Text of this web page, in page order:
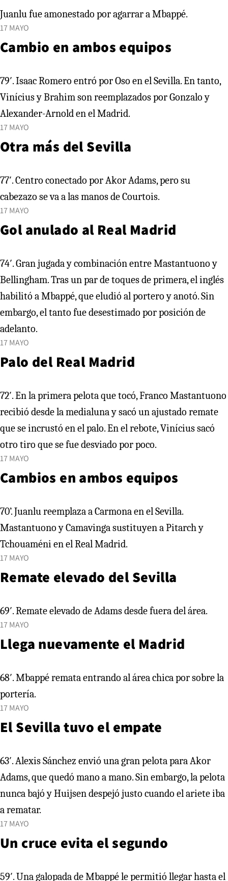
Juanlu fue amonestado por agarrar a Mbappé.
17 MAYO
Cambio en ambos equipos
79′. Isaac Romero entró por Oso en el Sevilla. En tanto,
Vinícius y Brahim son reemplazados por Gonzalo y
Alexander-Arnold en el Madrid.
17 MAYO
Otra más del Sevilla
77′. Centro conectado por Akor Adams, pero su
cabezazo se va a las manos de Courtois.
17 MAYO
Gol anulado al Real Madrid
74′. Gran jugada y combinación entre Mastantuono y
Bellingham. Tras un par de toques de primera, el inglés
habilitó a Mbappé, que eludió al portero y anotó. Sin
embargo, el tanto fue desestimado por posición de
adelanto.
17 MAYO
Palo del Real Madrid
72′. En la primera pelota que tocó, Franco Mastantuono
recibió desde la medialuna y sacó un ajustado remate
que se incrustó en el palo. En el rebote, Vinícius sacó
otro tiro que se fue desviado por poco.
17 MAYO
Cambios en ambos equipos
70’. Juanlu reemplaza a Carmona en el Sevilla.
Mastantuono y Camavinga sustituyen a Pitarch y
Tchouaméni en el Real Madrid.
17 MAYO
Remate elevado del Sevilla
69′. Remate elevado de Adams desde fuera del área.
17 MAYO
Llega nuevamente el Madrid
68′. Mbappé remata entrando al área chica por sobre la
portería.
17 MAYO
El Sevilla tuvo el empate
63′. Alexis Sánchez envió una gran pelota para Akor
Adams, que quedó mano a mano. Sin embargo, la pelota
nunca bajó y Huijsen despejó justo cuando el ariete iba
a rematar.
17 MAYO
Un cruce evita el segundo
59′. Una galopada de Mbappé le permitió llegar hasta el